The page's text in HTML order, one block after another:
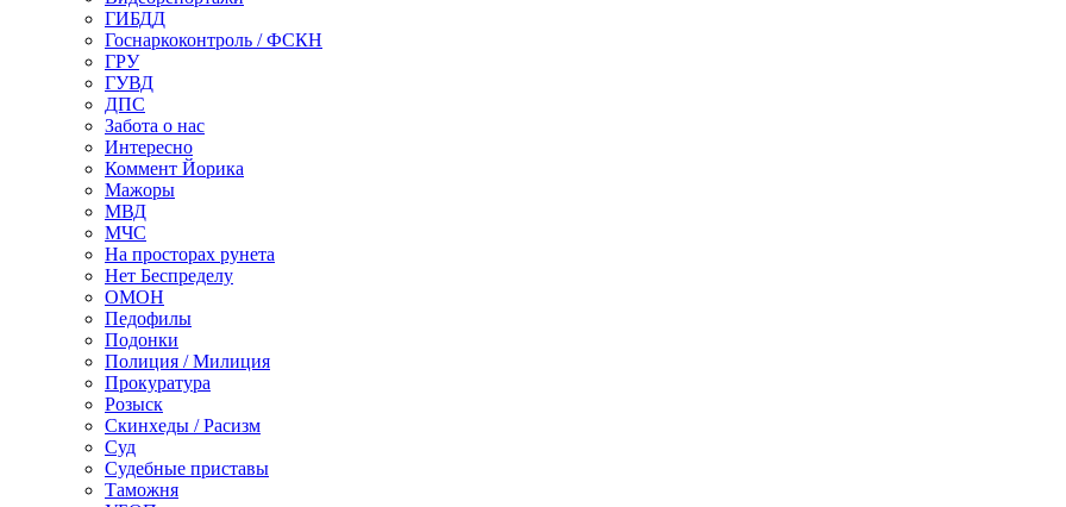
ГИБДД
Госнаркоконтроль / ФСКН
ГРУ
ГУВД
ДПС
Забота о нас
Интересно
Коммент Йорика
Мажоры
МВД
МЧС
На просторах рунета
Нет Беспределу
ОМОН
Педофилы
Подонки
Полиция / Милиция
Прокуратура
Розыск
Скинхеды / Расизм
Суд
Судебные приставы
Таможня